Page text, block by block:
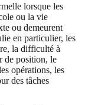
lorsque les
ou la vie
ou demeurent
en particulier, les
la difficulté à
de position, le
opérations, les
des tâches